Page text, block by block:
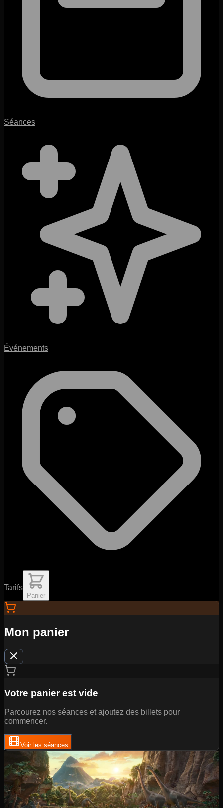
Séances
Événements
Tarifs
Panier
Mon panier
Votre panier est vide
Parcourez nos séances et ajoutez des billets pour
commencer.
Voir les séances